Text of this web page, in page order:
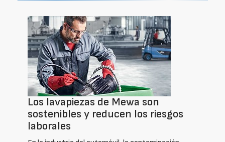
Los lavapiezas de Mewa son
sostenibles y reducen los riesgos
laborales